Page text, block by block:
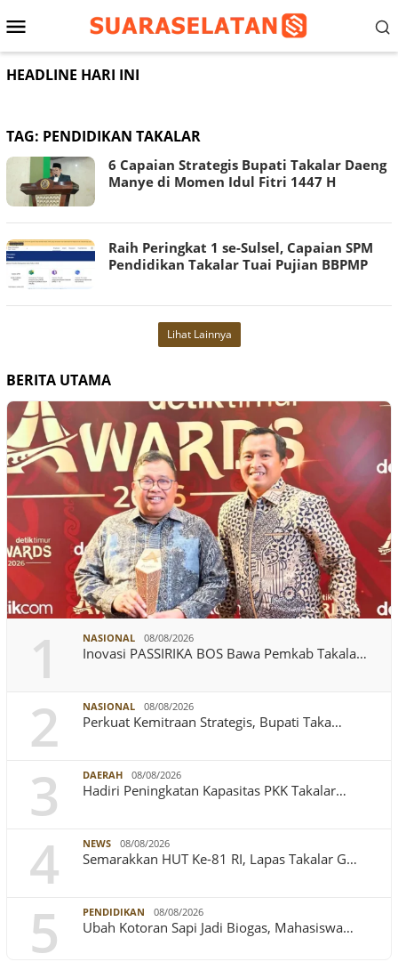
ke
Menu
Mobile
HEADLINE HARI INI
TAG: PENDIDIKAN TAKALAR
6 Capaian Strategis Bupati Takalar Daeng
Manye di Momen Idul Fitri 1447 H
Raih Peringkat 1 se-Sulsel, Capaian SPM
Pendidikan Takalar Tuai Pujian BBPMP
Lihat Lainnya
BERITA UTAMA
1 NASIONAL 08/08/2026
Inovasi PASSIRIKA BOS Bawa Pemkab Takala…
2 NASIONAL 08/08/2026
Perkuat Kemitraan Strategis, Bupati Taka…
3 DAERAH 08/08/2026
Hadiri Peningkatan Kapasitas PKK Takalar…
4 NEWS 08/08/2026
Semarakkan HUT Ke-81 RI, Lapas Takalar G…
5 PENDIDIKAN 08/08/2026
Ubah Kotoran Sapi Jadi Biogas, Mahasiswa…